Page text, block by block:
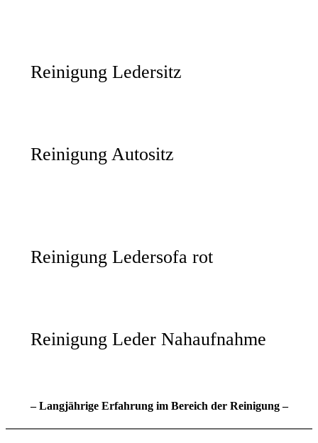
Reinigung Ledersitz
Reinigung Autositz
Reinigung Ledersofa rot
Reinigung Leder Nahaufnahme
– Langjährige Erfahrung im Bereich der Reinigung –